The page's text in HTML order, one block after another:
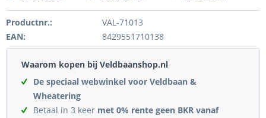
Productnr.:
VAL-71013
EAN:
8429551710138
Waarom kopen bij Veldbaanshop.nl
De speciaal webwinkel voor Veldbaan &
Wheatering
Betaal in 3 keer met 0% rente geen BKR vanaf